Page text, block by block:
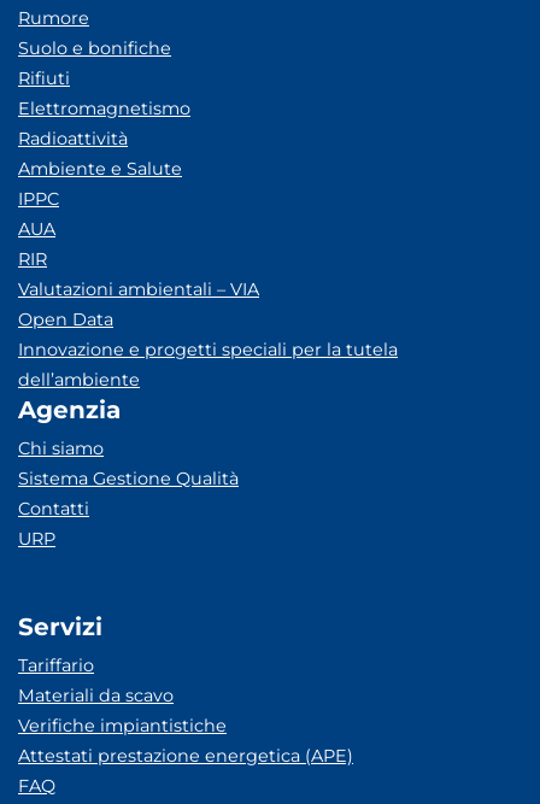
Rumore
Suolo e bonifiche
Rifiuti
Elettromagnetismo
Radioattività
Ambiente e Salute
IPPC
AUA
RIR
Valutazioni ambientali – VIA
Open Data
Innovazione e progetti speciali per la tutela
dell’ambiente
Agenzia
Chi siamo
Sistema Gestione Qualità
Contatti
URP
Servizi
Tariffario
Materiali da scavo
Verifiche impiantistiche
Attestati prestazione energetica (APE)
FAQ